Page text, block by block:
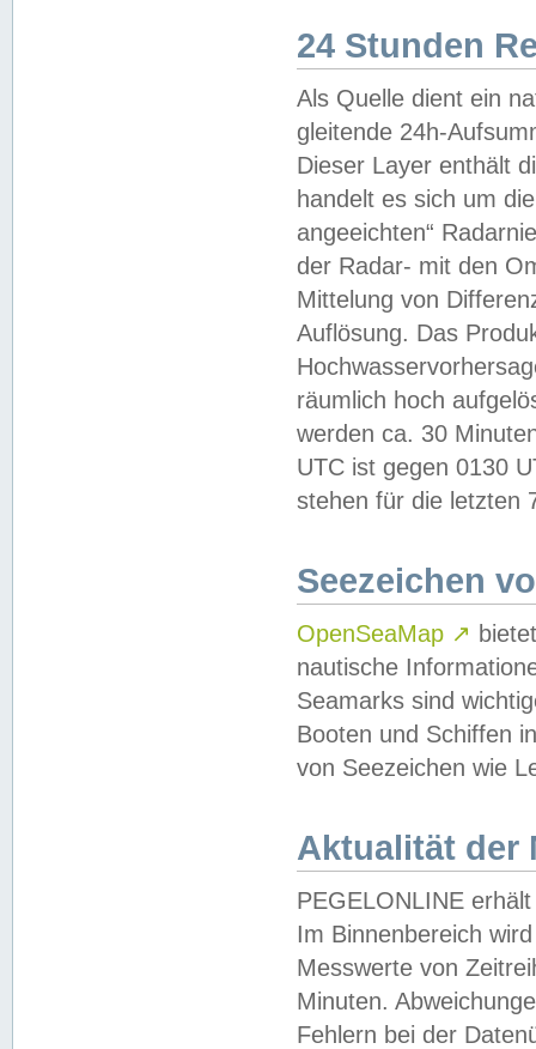
24 Stunden
Als Quelle dient ein
gleitende 24h-
Dieser Layer enthält
handelt es sich um
angeeichten“
der Radar- mit den
Mittelung von
Auflösung. Das
räumlich hoch
werden ca. 30
UTC ist gegen 0130
stehen für die letzten
Seezeichen
OpenSeaMap ↗
nautische
Seamarks sind
Booten und Schiffen
von Seezeichen wie
Aktualität der
PEGELONLINE
Im Binnenbereich
Messwerte von
Minuten.
Fehlern bei der